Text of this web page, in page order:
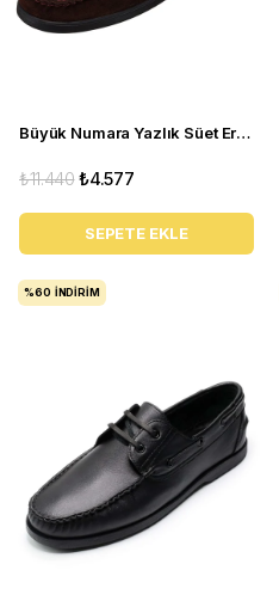
Büyük Numara Yazlık Süet Erkek Ayakkabısı - Utkan001 Kahve Süet
₺4.577
₺11.440
SEPETE EKLE
%60 İNDIRIM